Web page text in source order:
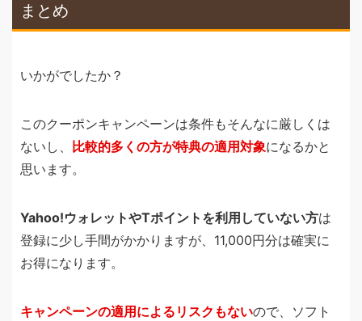
まとめ
いかがでしたか？
このクーポンキャンペーンは条件もそんなに厳しくは
ないし、
比較的多くの方が特典の適用対象になるかと
思います。
Yahoo!ウォレットやTポイントを利用していない方は
登録に少し手間がかかりますが、11,000円分は確実に
お得になります。
キャンペーンの適用によるリスクもないので、ソフト